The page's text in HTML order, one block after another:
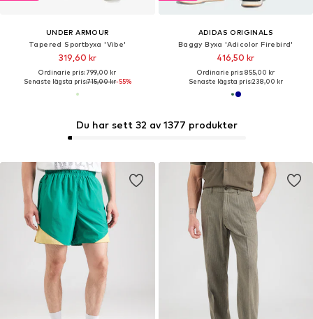
UNDER ARMOUR
Tapered Sportbyxa 'Vibe'
319,60 kr
Ordinarie pris: 799,00 kr
Senaste lägsta pris:715,00 kr-55%
ADIDAS ORIGINALS
Baggy Byxa 'Adicolor Firebird'
416,50 kr
Ordinarie pris: 855,00 kr
Senaste lägsta pris:238,00 kr
Du har sett 32 av 1377 produkter